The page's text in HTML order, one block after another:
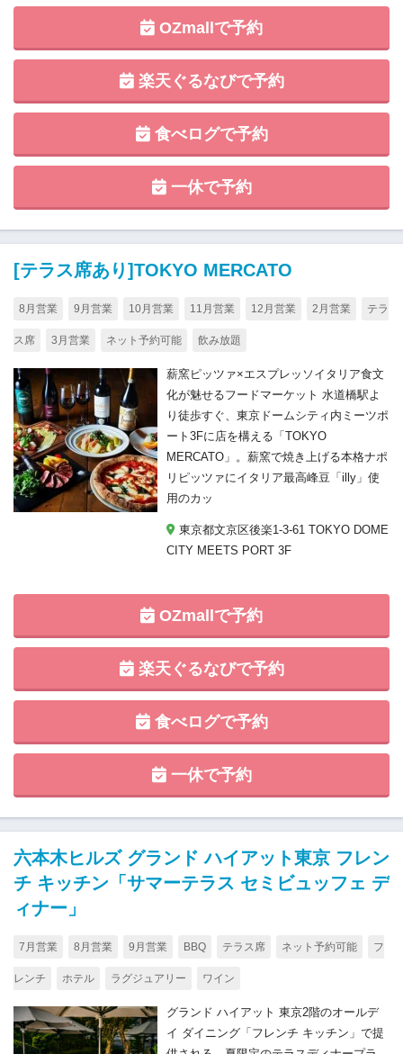
OZmallで予約
楽天ぐるなびで予約
食べログで予約
一休で予約
[テラス席あり]TOKYO MERCATO
8月営業 9月営業 10月営業 11月営業 12月営業 2月営業 テラ
ス席 3月営業 ネット予約可能 飲み放題
薪窯ピッツァ×エスプレッソイタリア食文
化が魅せるフードマーケット 水道橋駅よ
り徒歩すぐ、東京ドームシティ内ミーツポ
ート3Fに店を構える「TOKYO
MERCATO」。薪窯で焼き上げる本格ナポ
リピッツァにイタリア最高峰豆「illy」使
用のカッ
東京都文京区後楽1-3-61 TOKYO DOME
CITY MEETS PORT 3F
OZmallで予約
楽天ぐるなびで予約
食べログで予約
一休で予約
六本木ヒルズ グランド ハイアット東京 フレン
チ キッチン「サマーテラス セミビュッフェ デ
ィナー」
7月営業 8月営業 9月営業 BBQ テラス席 ネット予約可能 フ
レンチ ホテル ラグジュアリー ワイン
グランド ハイアット 東京2階のオールデ
イ ダイニング「フレンチ キッチン」で提